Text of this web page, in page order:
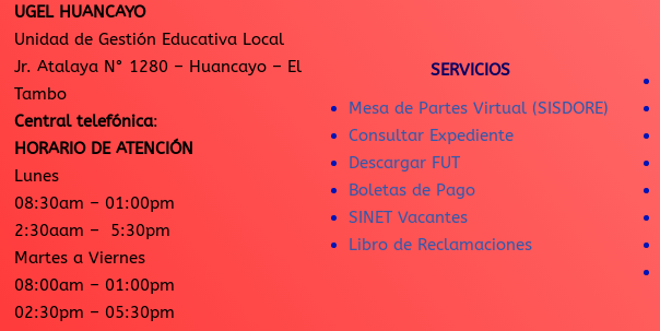
UGEL HUANCAYO
Unidad de Gestión Educativa Local
Jr. Atalaya N° 1280 – Huancayo – El
Tambo
Central telefónica:
HORARIO DE ATENCIÓN
Lunes
08:30am – 01:00pm
2:30aam – 5:30pm
Martes a Viernes
08:00am – 01:00pm
02:30pm – 05:30pm
SERVICIOS
Mesa de Partes Virtual (SISDORE)
Consultar Expediente
Descargar FUT
Boletas de Pago
SINET Vacantes
Libro de Reclamaciones